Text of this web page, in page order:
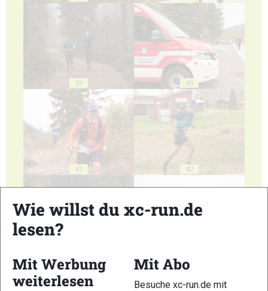
39 40
41 42
Wie willst du xc-run.de
lesen?
Mit Werbung
weiterlesen
Mit Abo
Besuche xc-run.de mit